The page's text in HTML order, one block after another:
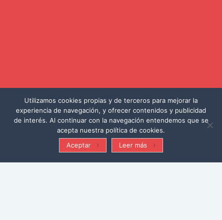
Utilizamos cookies propias y de terceros para mejorar la
experiencia de navegación, y ofrecer contenidos y publicidad
de interés. Al continuar con la navegación entendemos que se
acepta nuestra política de cookies.
Aceptar
Leer más